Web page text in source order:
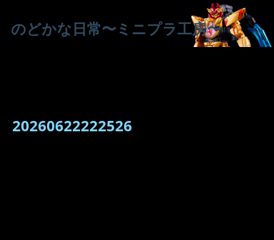
のどかな日常〜ミニプラ工房〜
20260622222526